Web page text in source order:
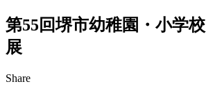
第55回堺市幼稚園 ・ 小学校
展
Share